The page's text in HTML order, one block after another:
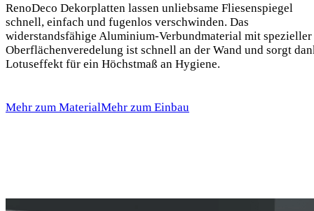
RenoDeco Dekorplatten lassen unliebsame Fliesenspiegel
schnell, einfach und fugenlos verschwinden. Das
widerstandsfähige Aluminium-Verbundmaterial mit spezieller
Oberflächenveredelung ist schnell an der Wand und sorgt
Lotuseffekt für ein Höchstmaß an Hygiene.
Mehr zum MaterialMehr zum Einbau